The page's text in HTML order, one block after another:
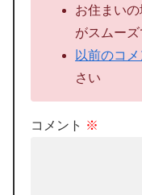
お住まい
がスムーズ
以前のコ
さい
コメント ※